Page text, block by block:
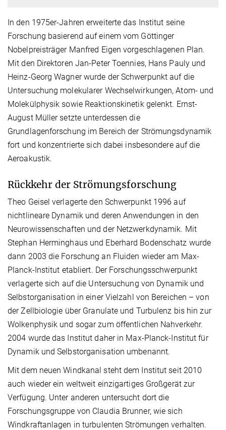
In den 1975er-Jahren erweiterte das Institut seine
Forschung basierend auf einem vom Göttinger
Nobelpreisträger Manfred Eigen vorgeschlagenen Plan.
Mit den Direktoren Jan-Peter Toennies, Hans Pauly und
Heinz-Georg Wagner wurde der Schwerpunkt auf die
Untersuchung molekularer Wechselwirkungen, Atom- und
Molekülphysik sowie Reaktionskinetik gelenkt. Ernst-
August Müller setzte unterdessen die
Grundlagenforschung im Bereich der Strömungsdynamik
fort und konzentrierte sich dabei insbesondere auf die
Aeroakustik.
Rückkehr der Strömungsforschung
Theo Geisel verlagerte den Schwerpunkt 1996 auf
nichtlineare Dynamik und deren Anwendungen in den
Neurowissenschaften und der Netzwerkdynamik. Mit
Stephan Herminghaus und Eberhard Bodenschatz wurde
dann 2003 die Forschung an Fluiden wieder am Max-
Planck-Institut etabliert. Der Forschungsschwerpunkt
verlagerte sich auf die Untersuchung von Dynamik und
Selbstorganisation in einer Vielzahl von Bereichen – von
der Zellbiologie über Granulate und Turbulenz bis hin zur
Wolkenphysik und sogar zum öffentlichen Nahverkehr.
2004 wurde das Institut daher in Max-Planck-Institut für
Dynamik und Selbstorganisation umbenannt.
Mit dem neuen Windkanal steht dem Institut seit 2010
auch wieder ein weltweit einzigartiges Großgerät zur
Verfügung. Unter anderen untersucht dort die
Forschungsgruppe von Claudia Brunner, wie sich
Windkraftanlagen in turbulenten Strömungen verhalten.